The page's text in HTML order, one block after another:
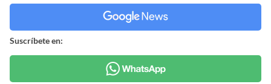
Suscríbete en: